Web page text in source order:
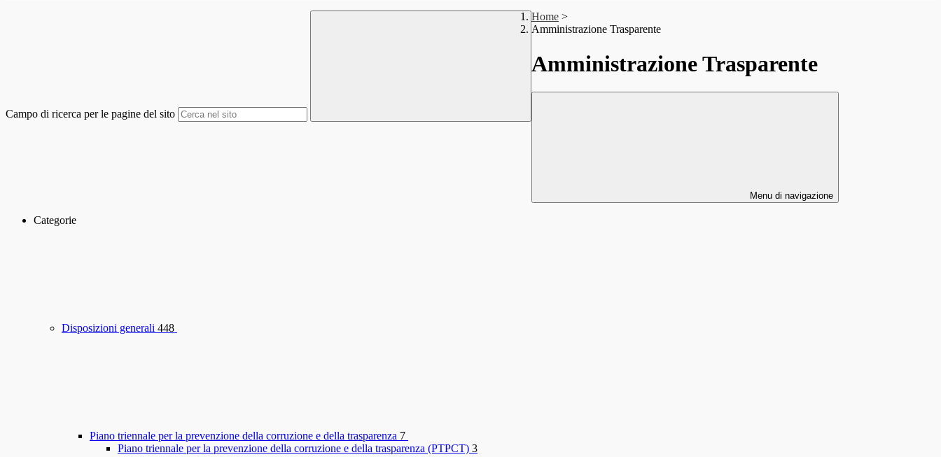
Campo di ricerca per le pagine del sito
Home >
Amministrazione Trasparente
Amministrazione Trasparente
Menu di navigazione
Categorie
Disposizioni generali 448
Piano triennale per la prevenzione della corruzione e della trasparenza 7
Piano triennale per la prevenzione della corruzione e della trasparenza (PTPCT) 3